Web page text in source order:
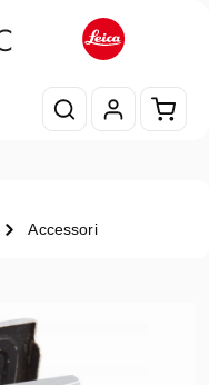
Il
Accessori